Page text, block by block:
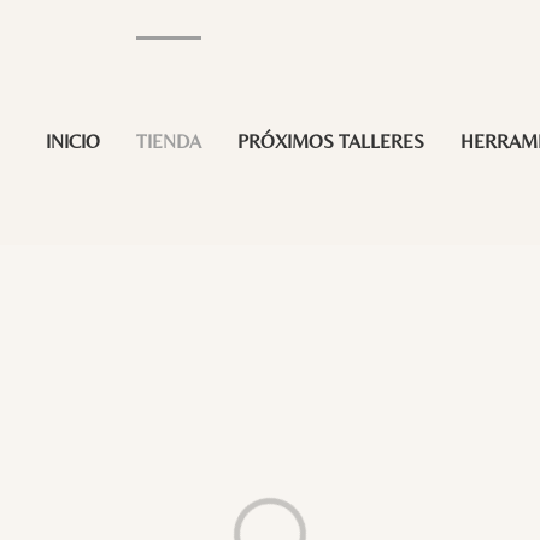
INICIO TIENDA PRÓXIMOS TALLERES
Loading...